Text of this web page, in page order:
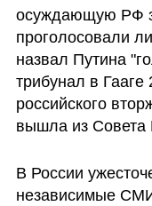
осуждающую РФ
проголосовали
назвал Путина
трибунал в
российского
вышла из Совета
В России
независимые